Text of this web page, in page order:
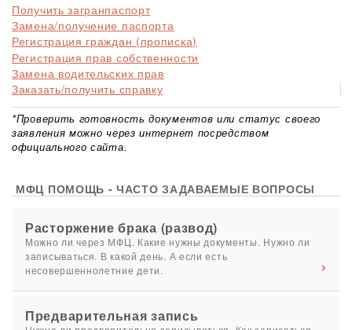
Получить загранпаспорт
Замена/получение паспорта
Регистрация граждан (прописка)
Регистрация прав собственности
Замена водительских прав
Заказать/получить справку
*Проверить готовность документов или статус своего
заявления можно через интернет посредством
официального сайта.
МФЦ ПОМОЩЬ - ЧАСТО ЗАДАВАЕМЫЕ ВОПРОСЫ
Расторжение брака (развод)
Можно ли через МФЦ. Какие нужны документы. Нужно ли
записываться. В какой день. А если есть
несовершеннолетние дети.
Предварительная запись